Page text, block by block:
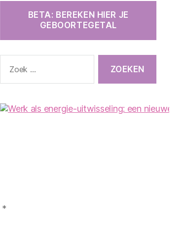
BETA: BEREKEN HIER JE
GEBOORTEGETAL
naar:
*